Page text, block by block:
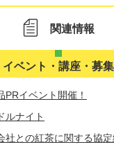
関連情報
イベント・講座・募集
PRイベント開催！
ルナイト
社との紅茶に関する協